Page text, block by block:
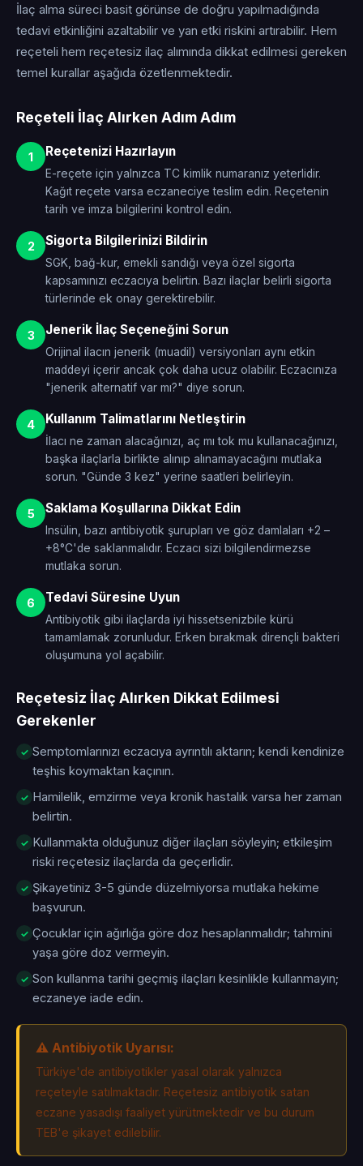
İlaç alma süreci basit görünse de doğru yapılmadığında
tedavi etkinliğini azaltabilir ve yan etki riskini artırabilir. Hem
reçeteli hem reçetesiz ilaç alımında dikkat edilmesi gereken
temel kurallar aşağıda özetlenmektedir.
Reçeteli İlaç Alırken Adım Adım
1 Reçetenizi Hazırlayın
E-reçete için yalnızca TC kimlik numaranız yeterlidir.
Kağıt reçete varsa eczaneciye teslim edin. Reçetenin
tarih ve imza bilgilerini kontrol edin.
2 Sigorta Bilgilerinizi Bildirin
SGK, bağ-kur, emekli sandığı veya özel sigorta
kapsamınızı eczacıya belirtin. Bazı ilaçlar belirli sigorta
türlerinde ek onay gerektirebilir.
3 Jenerik İlaç Seçeneğini Sorun
Orijinal ilacın jenerik (muadil) versiyonları aynı etkin
maddeyi içerir ancak çok daha ucuz olabilir. Eczacınıza
"jenerik alternatif var mı?" diye sorun.
4 Kullanım Talimatlarını Netleştirin
İlacı ne zaman alacağınızı, aç mı tok mu kullanacağınızı,
başka ilaçlarla birlikte alınıp alınamayacağını mutlaka
sorun. "Günde 3 kez" yerine saatleri belirleyin.
5 Saklama Koşullarına Dikkat Edin
Insülin, bazı antibiyotik şurupları ve göz damlaları +2 –
+8°C'de saklanmalıdır. Eczacı sizi bilgilendirmezse
mutlaka sorun.
6 Tedavi Süresine Uyun
Antibiyotik gibi ilaçlarda iyi hissetsenizbile kürü
tamamlamak zorunludur. Erken bırakmak dirençli bakteri
oluşumuna yol açabilir.
Reçetesiz İlaç Alırken Dikkat Edilmesi
Gerekenler
Semptomlarınızı eczacıya ayrıntılı aktarın; kendi kendinize
teşhis koymaktan kaçının.
Hamilelik, emzirme veya kronik hastalık varsa her zaman
belirtin.
Kullanmakta olduğunuz diğer ilaçları söyleyin; etkileşim
riski reçetesiz ilaçlarda da geçerlidir.
Şikayetiniz 3-5 günde düzelmiyorsa mutlaka hekime
başvurun.
Çocuklar için ağırlığa göre doz hesaplanmalıdır; tahmini
yaşa göre doz vermeyin.
Son kullanma tarihi geçmiş ilaçları kesinlikle kullanmayın;
eczaneye iade edin.
⚠️ Antibiyotik Uyarısı:
Türkiye'de antibiyotikler yasal olarak yalnızca
reçeteyle satılmaktadır. Reçetesiz antibiyotik satan
eczane yasadışı faaliyet yürütmektedir ve bu durum
TEB'e şikayet edilebilir.